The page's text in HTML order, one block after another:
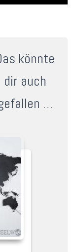
könnte
dir auch
…